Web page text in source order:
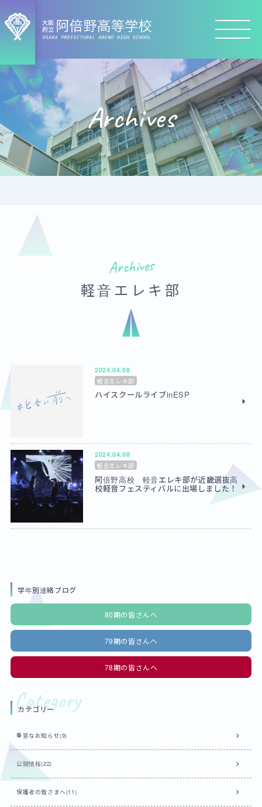
Archives
Archives
軽音エレキ部
2024.04.08
軽音エレキ部
ハイスクールライブinESP
2024.04.08
軽音エレキ部
阿倍野高校 軽音エレキ部が近畿選抜高
校軽音フェスティバルに出場しました！
学年別連絡ブログ
80期の皆さんへ
79期の皆さんへ
78期の皆さんへ
カテゴリー
重要なお知らせ(9)
公開情報(22)
保護者の皆さまへ(11)